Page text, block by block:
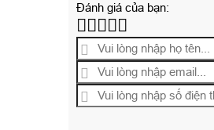
Đánh giá của bạn: